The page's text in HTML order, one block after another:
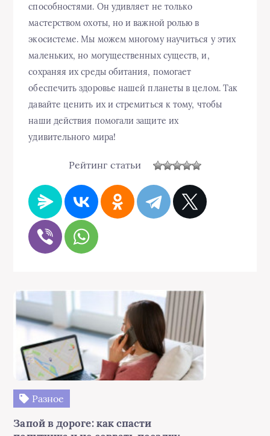
способностями. Он удивляет не только
мастерством охоты, но и важной ролью в
экосистеме. Мы можем многому научиться у этих
маленьких, но могущественных существ, и,
сохраняя их среды обитания, помогает
обеспечить здоровье нашей планеты в целом. Так
давайте ценить их и стремиться к тому, чтобы
наши действия помогали защите их
удивительного мира!
Рейтинг статьи
Разное
Запой в дороге: как спасти